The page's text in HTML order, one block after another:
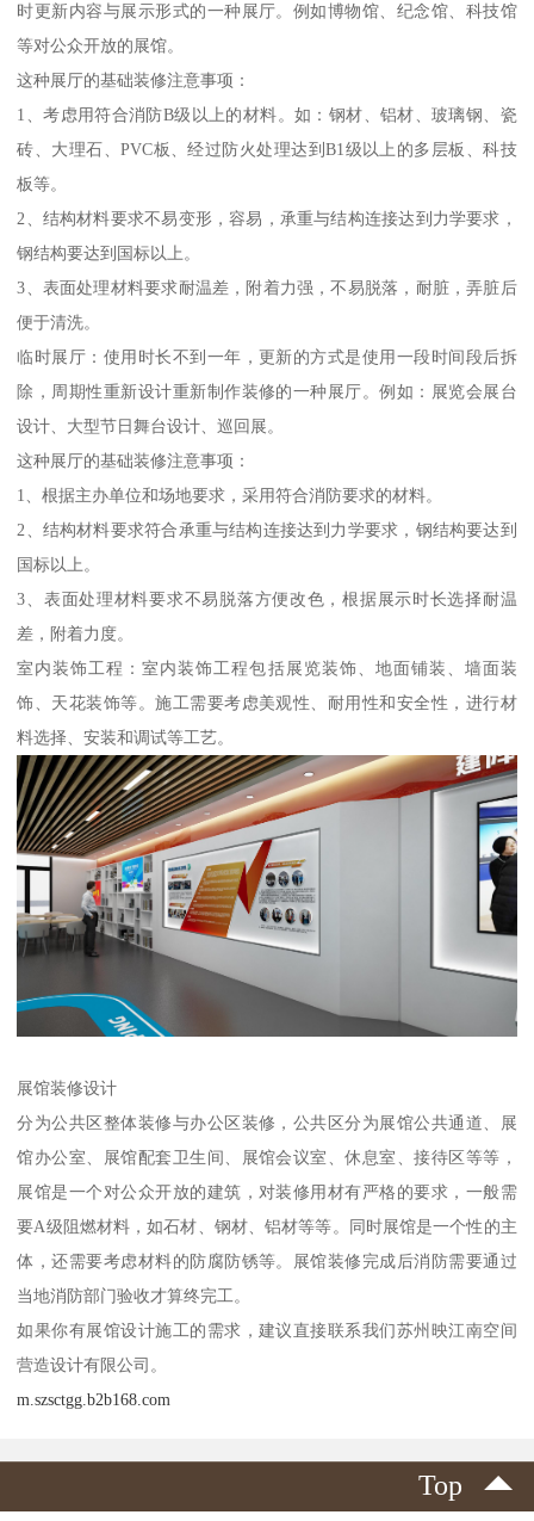
时更新内容与展示形式的一种展厅。例如博物馆、纪念馆、科技馆
等对公众开放的展馆。
这种展厅的基础装修注意事项：
1、考虑用符合消防B级以上的材料。如：钢材、铝材、玻璃钢、瓷
砖、大理石、PVC板、经过防火处理达到B1级以上的多层板、科技
板等。
2、结构材料要求不易变形，容易，承重与结构连接达到力学要求，
钢结构要达到国标以上。
3、表面处理材料要求耐温差，附着力强，不易脱落，耐脏，弄脏后
便于清洗。
临时展厅：使用时长不到一年，更新的方式是使用一段时间段后拆
除，周期性重新设计重新制作装修的一种展厅。例如：展览会展台
设计、大型节日舞台设计、巡回展。
这种展厅的基础装修注意事项：
1、根据主办单位和场地要求，采用符合消防要求的材料。
2、结构材料要求符合承重与结构连接达到力学要求，钢结构要达到
国标以上。
3、表面处理材料要求不易脱落方便改色，根据展示时长选择耐温
差，附着力度。
室内装饰工程：室内装饰工程包括展览装饰、地面铺装、墙面装
饰、天花装饰等。施工需要考虑美观性、耐用性和安全性，进行材
料选择、安装和调试等工艺。
展馆装修设计
分为公共区整体装修与办公区装修，公共区分为展馆公共通道、展
馆办公室、展馆配套卫生间、展馆会议室、休息室、接待区等等，
展馆是一个对公众开放的建筑，对装修用材有严格的要求，一般需
要A级阻燃材料，如石材、钢材、铝材等等。同时展馆是一个性的主
体，还需要考虑材料的防腐防锈等。展馆装修完成后消防需要通过
当地消防部门验收才算终完工。
如果你有展馆设计施工的需求，建议直接联系我们苏州映江南空间
营造设计有限公司。
m.szsctgg.b2b168.com
Top